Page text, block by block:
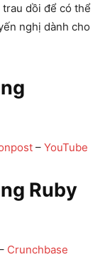
dồi để có thể
nghị dành cho
– YouTube
Ruby
Crunchbase